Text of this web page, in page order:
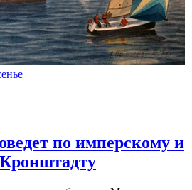
по имперскому и